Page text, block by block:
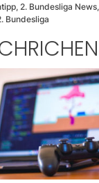
, 2. Bundesliga News,
Bundesliga